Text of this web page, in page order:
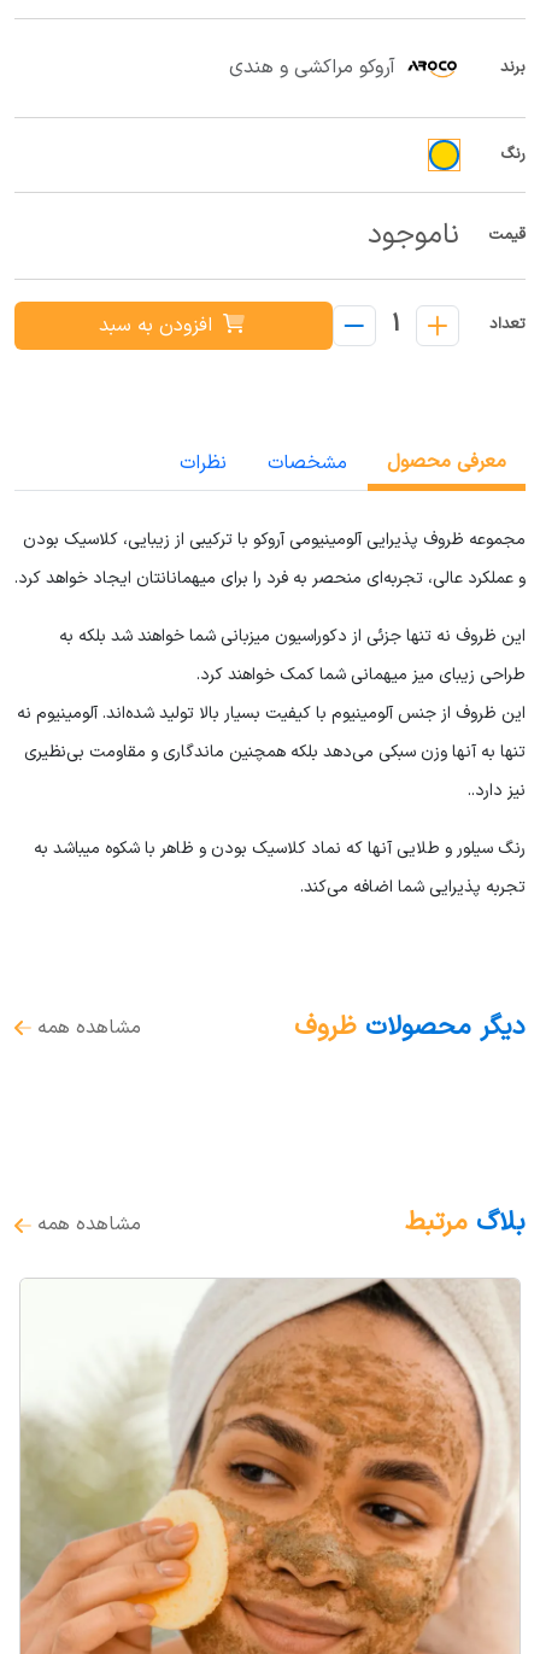
برند آروکو مراکشی و هندی
رنگ
قیمت ناموجود
تعداد 1 افزودن به سبد
معرفی محصول مشخصات نظرات
مجموعه ظروف پذیرایی آلومینیومی آروکو با ترکیبی از زیبایی، کلاسیک بودن
و عملکرد عالی، تجربه‌ای منحصر به فرد را برای میهمانانتان ایجاد خواهد کرد.
این ظروف نه تنها جزئی از دکوراسیون میزبانی شما خواهند شد بلکه به
طراحی زیبای میز میهمانی شما کمک خواهند کرد.
این ظروف از جنس آلومینیوم با کیفیت بسیار بالا تولید شده‌اند. آلومینیوم نه
تنها به آنها وزن سبکی می‌دهد بلکه همچنین ماندگاری و مقاومت بی‌نظیری
نیز دارد..
رنگ سیلور و طلایی آنها که نماد کلاسیک بودن و ظاهر با شکوه میباشد به
تجربه پذیرایی شما اضافه می‌کند.
دیگر محصولات ظروف مشاهده همه
بلاگ مرتبط مشاهده همه